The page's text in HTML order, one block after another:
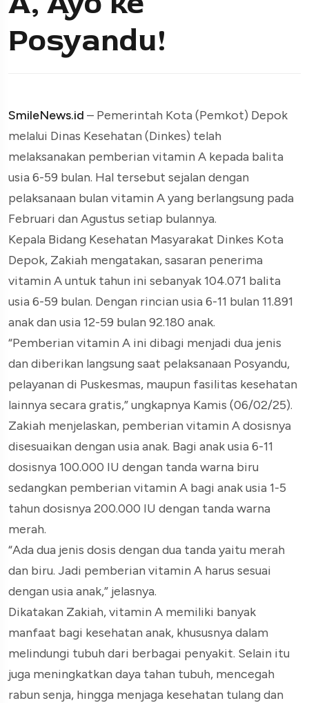
Posyandu!
SmileNews.id – Pemerintah Kota (Pemkot) Depok
melalui Dinas Kesehatan (Dinkes) telah
melaksanakan pemberian vitamin A kepada balita
usia 6-59 bulan. Hal tersebut sejalan dengan
pelaksanaan bulan vitamin A yang berlangsung pada
Februari dan Agustus setiap bulannya.
Kepala Bidang Kesehatan Masyarakat Dinkes Kota
Depok, Zakiah mengatakan, sasaran penerima
vitamin A untuk tahun ini sebanyak 104.071 balita
usia 6-59 bulan. Dengan rincian usia 6-11 bulan 11.891
anak dan usia 12-59 bulan 92.180 anak.
“Pemberian vitamin A ini dibagi menjadi dua jenis
dan diberikan langsung saat pelaksanaan Posyandu,
pelayanan di Puskesmas, maupun fasilitas kesehatan
lainnya secara gratis,” ungkapnya Kamis (06/02/25).
Zakiah menjelaskan, pemberian vitamin A dosisnya
disesuaikan dengan usia anak. Bagi anak usia 6-11
dosisnya 100.000 IU dengan tanda warna biru
sedangkan pemberian vitamin A bagi anak usia 1-5
tahun dosisnya 200.000 IU dengan tanda warna
merah.
“Ada dua jenis dosis dengan dua tanda yaitu merah
dan biru. Jadi pemberian vitamin A harus sesuai
dengan usia anak,” jelasnya.
Dikatakan Zakiah, vitamin A memiliki banyak
manfaat bagi kesehatan anak, khususnya dalam
melindungi tubuh dari berbagai penyakit. Selain itu
juga meningkatkan daya tahan tubuh, mencegah
rabun senja, hingga menjaga kesehatan tulang dan